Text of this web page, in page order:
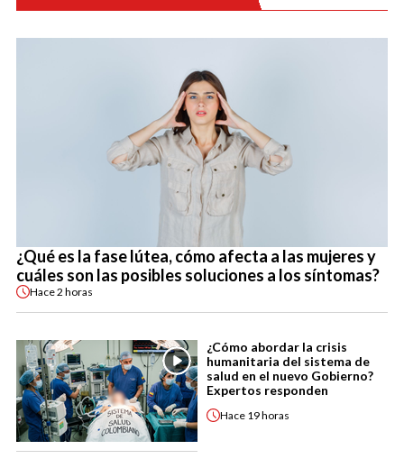
¿Qué es la fase lútea, cómo afecta a las mujeres y
cuáles son las posibles soluciones a los síntomas?
Hace2 horas
¿Cómo abordar la crisis
humanitaria del sistema de
salud en el nuevo Gobierno?
Expertos responden
Hace 19 horas